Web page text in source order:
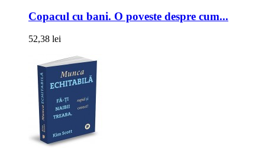
Copacul cu bani. O poveste despre cum...
52,38 lei